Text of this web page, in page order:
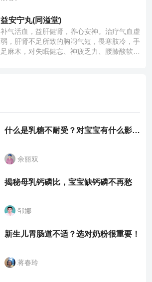
益安宁丸(同溢堂)
补气活血，益肝健肾，养心安神。治疗气血虚
弱，肝肾不足所致的胸闷气短，畏寒肢冷，手
足麻木，对失眠健忘、神疲乏力、腰膝酸软也
什么是乳糖不耐受？对宝宝有什么影响？
余丽双
揭秘母乳钙磷比，宝宝缺钙磷不再愁
邹娜
新生儿胃肠道不适？选对奶粉很重要！
蒋春玲